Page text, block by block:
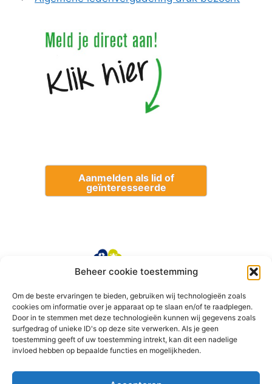
Beheer cookie toestemming
Om de beste ervaringen te bieden, gebruiken wij technologieën zoals
cookies om informatie over je apparaat op te slaan en/of te raadplegen.
Door in te stemmen met deze technologieën kunnen wij gegevens zoals
surfgedrag of unieke ID's op deze site verwerken. Als je geen
toestemming geeft of uw toestemming intrekt, kan dit een nadelige
invloed hebben op bepaalde functies en mogelijkheden.
Aanmelden als lid of
geïnteresseerde